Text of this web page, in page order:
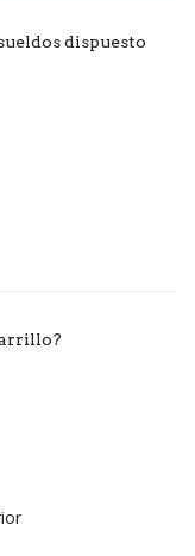
dispuesto